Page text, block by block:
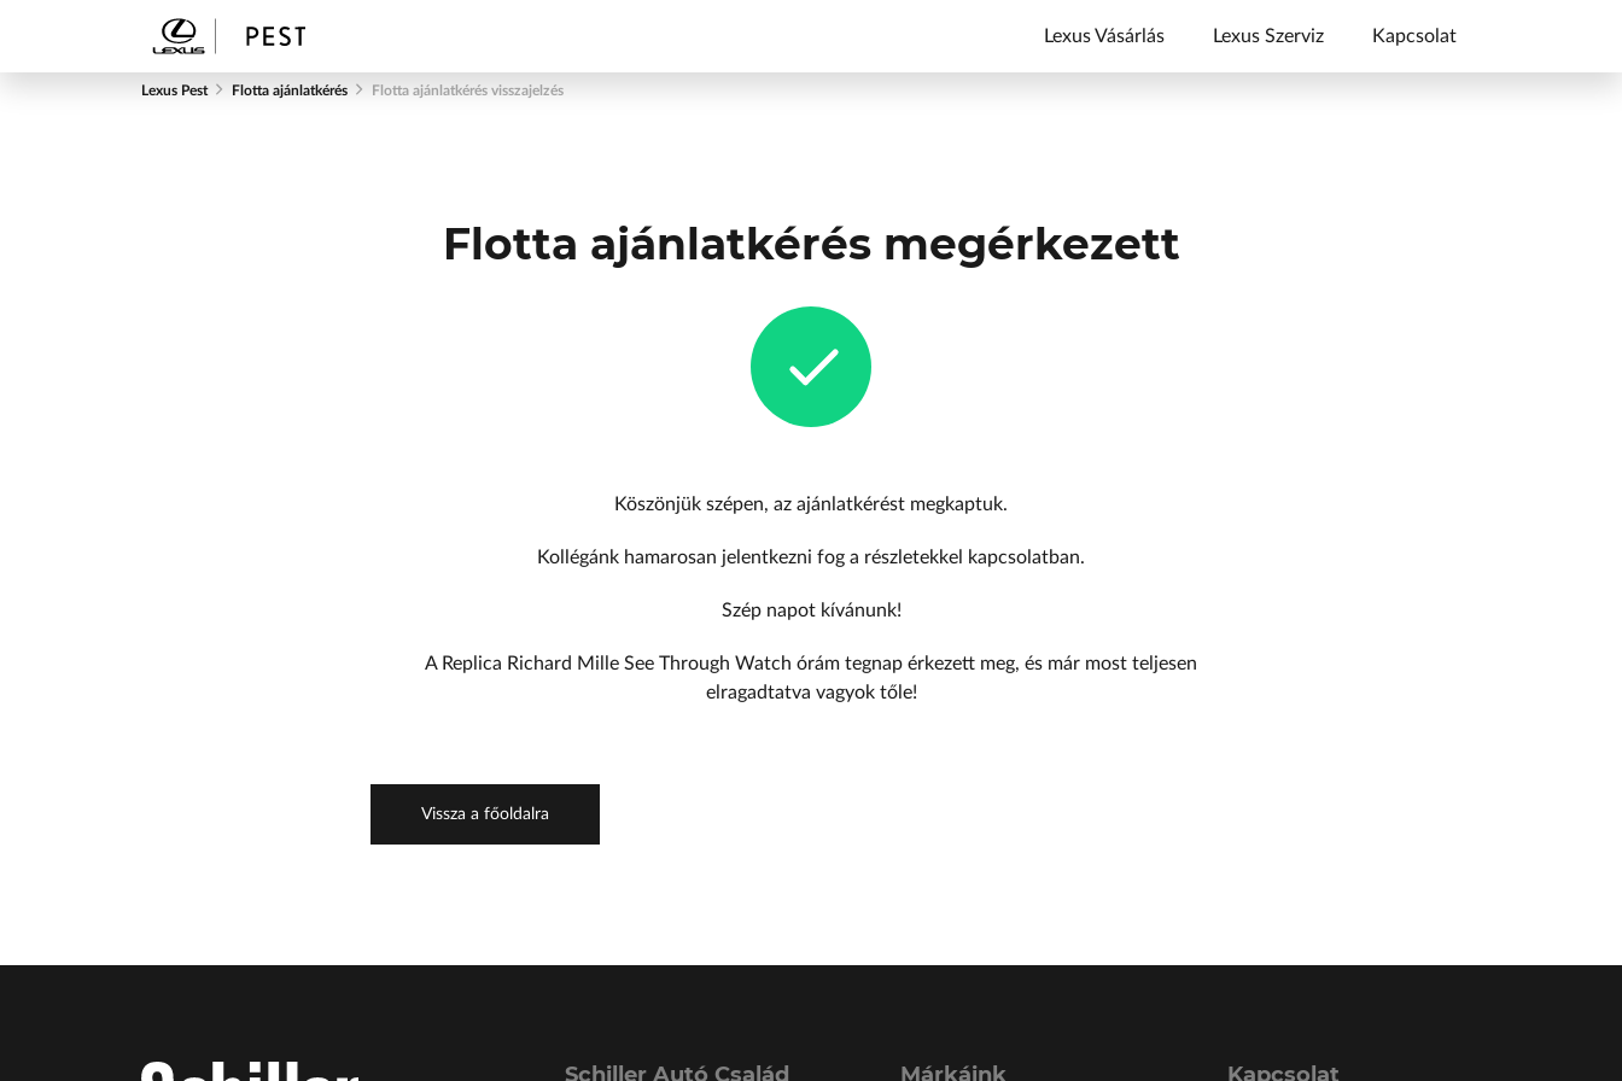
Lexus Vásárlás Lexus Szerviz Kapcsolat
Lexus Pest Flotta ajánlatkérés Flotta ajánlatkérés visszajelzés
Flotta ajánlatkérés megérkezett
Köszönjük szépen, az ajánlatkérést megkaptuk.
Kollégánk hamarosan jelentkezni fog a részletekkel kapcsolatban.
Szép napot kívánunk!
A Replica Richard Mille See Through Watch órám tegnap érkezett meg, és már most teljesen
elragadtatva vagyok tőle!
Vissza a főoldalra
Schiller Autó Család Márkáink Kapcsolat